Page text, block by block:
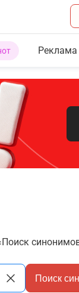
Реклама
Поиск